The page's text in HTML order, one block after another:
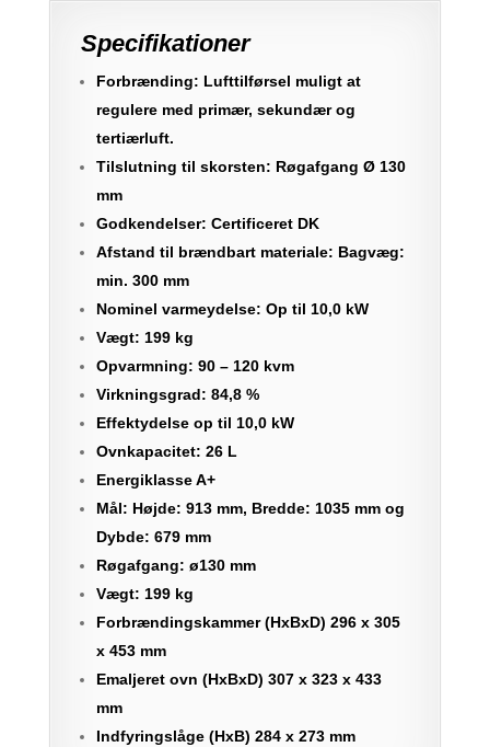
Specifikationer
Forbrænding: Lufttilførsel muligt at
regulere med primær, sekundær og
tertiærluft.
Tilslutning til skorsten: Røgafgang Ø 130
mm
Godkendelser: Certificeret DK
Afstand til brændbart materiale: Bagvæg:
min. 300 mm
Nominel varmeydelse: Op til 10,0 kW
Vægt: 199 kg
Opvarmning: 90 – 120 kvm
Virkningsgrad: 84,8 %
Effektydelse op til 10,0 kW
Ovnkapacitet: 26 L
Energiklasse A+
Mål: Højde: 913 mm, Bredde: 1035 mm og
Dybde: 679 mm
Røgafgang: ø130 mm
Vægt: 199 kg
Forbrændingskammer (HxBxD) 296 x 305
x 453 mm
Emaljeret ovn (HxBxD) 307 x 323 x 433
mm
Indfyringslåge (HxB) 284 x 273 mm